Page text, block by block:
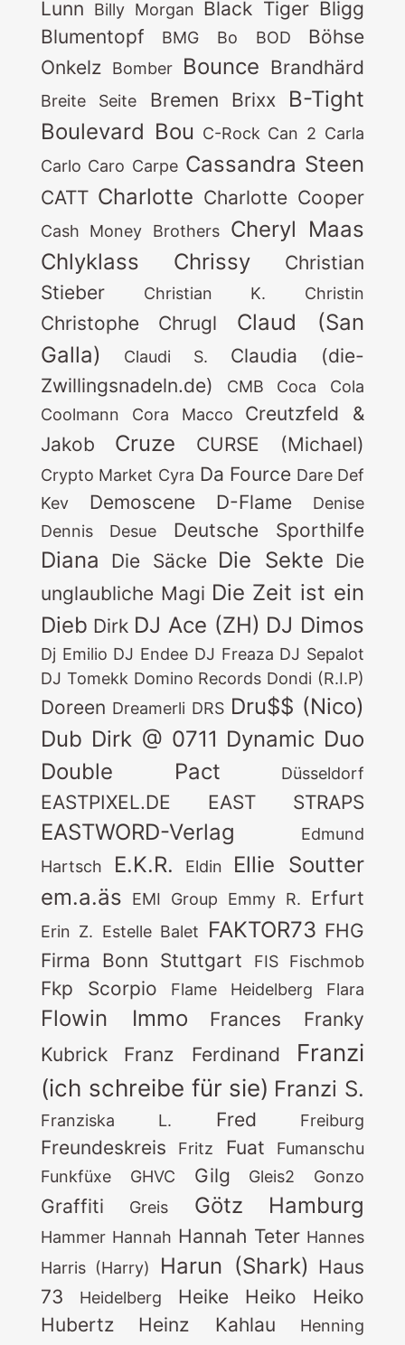
Lunn
Billy Morgan Black Tiger Bligg
Blumentopf
BMG Bo BOD
Böhse
Onkelz
Bomber Bounce Brandhärd
Breite Seite Bremen Brixx
B-Tight
Boulevard Bou C-Rock Can 2 Carla
Carlo Caro Carpe Cassandra Steen
CATT Charlotte Charlotte Cooper
Cash Money Brothers
Cheryl Maas
Chlyklass
Chrissy
Christian
Stieber
Christian K. Christin
Christophe Chrugl
Claud (San
Galla)
Claudi S.
Claudia (die-
Zwillingsnadeln.de)
CMB
Coca Cola
Coolmann
Cora Macco
Creutzfeld &
Jakob
Cruze CURSE (Michael)
Crypto Market Cyra Da Fource Dare Def
Kev
Demoscene D-Flame
Denise
Dennis
Desue Deutsche Sporthilfe
Diana Die Säcke Die Sekte Die
unglaubliche Magi Die Zeit ist ein
Dieb Dirk DJ Ace (ZH) DJ Dimos
Dj Emilio DJ Endee DJ Freaza DJ Sepalot
DJ Tomekk Domino Records Dondi (R.I.P)
Doreen Dreamerli DRS Dru$$ (Nico)
Dub Dirk @ 0711 Dynamic Duo
Double Pact
Düsseldorf
EASTPIXEL.DE EAST STRAPS
EASTWORD-Verlag
Edmund
Hartsch
E.K.R. Eldin
Ellie Soutter
em.a.äs
EMI Group Emmy R. Erfurt
Erin Z. Estelle Balet FAKTOR73 FHG
Firma Bonn Stuttgart
FIS Fischmob
Fkp Scorpio Flame Heidelberg Flara
Flowin Immo Frances
Franky
Kubrick
Franz Ferdinand
Franzi
(ich schreibe für sie) Franzi S.
Franziska L. Fred Freiburg
Freundeskreis Fritz Fuat
Fumanschu
Funkfüxe
GHVC Gilg Gleis2 Gonzo
Graffiti Greis Götz Hamburg
Hammer Hannah Hannah Teter Hannes
Harris (Harry)
Harun (Shark) Haus
73
Heidelberg Heike Heiko
Heiko
Hubertz
Heinz Kahlau Henning